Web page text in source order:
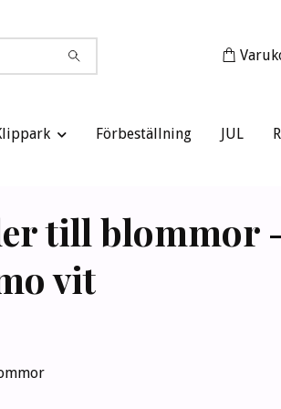
Förbeställning JUL
till blommor
vit